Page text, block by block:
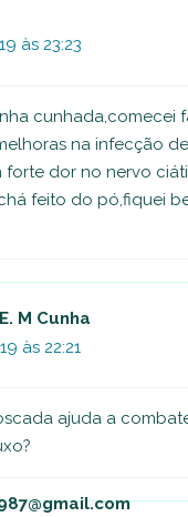
às 23:23
cunhada,comecei
na infecção
forte dor no nervo
feito do pó,fiquei
M Cunha
às 22:21
ajuda a